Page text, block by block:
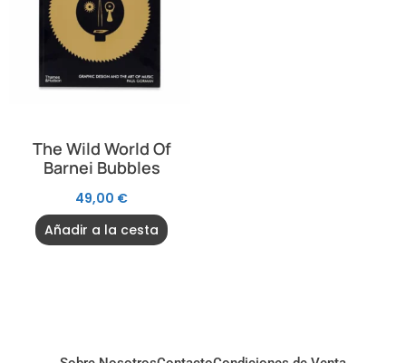
The Wild World Of
Barnei Bubbles
49,00 €
Añadir a la cesta